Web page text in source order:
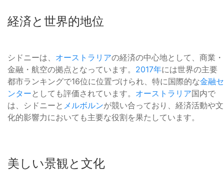
経済と世界的地位
シドニーは、 オーストラリアの経済の中心地として、商業・
金融・航空の拠点となっています。 2017年には世界の主要
都市ランキングで16位に位置づけられ、特に国際的な金融セ
ンター としても評価されています。 オーストラリア国内で
は、シドニーと メルボルンが競い合っており、経済活動や文
化的影響力においても主要な役割を果たしています。
美しい景観と文化